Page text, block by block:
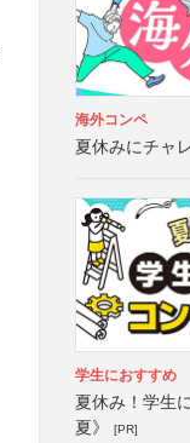
海外コンペ
夏休みにチャ
学生におすすめ
夏休み！学生
夏》
[PR]